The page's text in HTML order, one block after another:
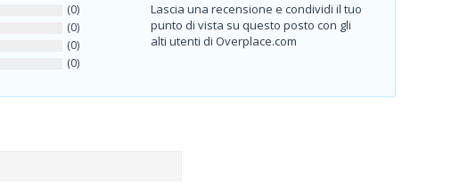
(0)
(0)
(0)
(0)
Lascia una recensione e condividi il tuo
punto di vista su questo posto con gli
alti utenti di Overplace.com